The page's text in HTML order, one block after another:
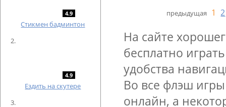
4.9
Cтикмен бадминтон
4.9
Ездить на скутере
предыдущая 1 2
На сайте
бесплатно
удобства
Во все флэш
онлайн, а